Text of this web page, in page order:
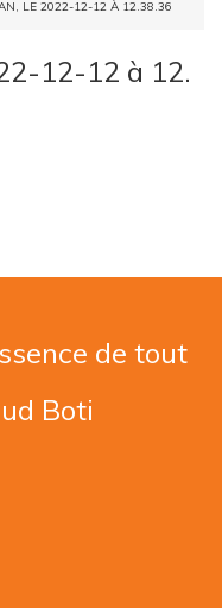
LE 2022-12-12 À 12.38.36
12-12 à 12.
de tout
Boti